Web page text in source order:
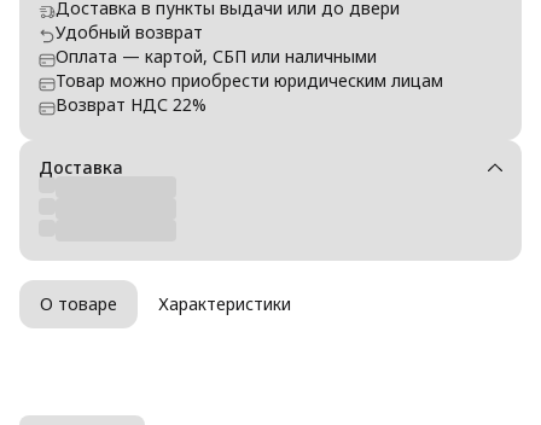
Доставка в пункты выдачи или до двери
Удобный возврат
Оплата — картой, СБП или наличными
Товар можно приобрести юридическим лицам
Возврат НДС 22%
Доставка
О товаре Характеристики